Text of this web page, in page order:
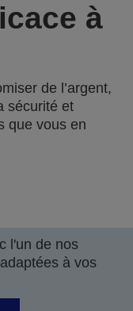
à
de l’argent,
sécurité et
que vous en
l'un de nos
à vos